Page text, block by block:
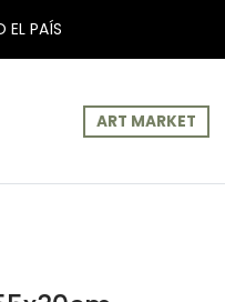
EL PAÍS
ART MARKET